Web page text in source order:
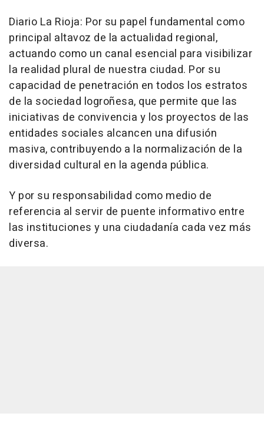
Diario La Rioja: Por su papel fundamental como
principal altavoz de la actualidad regional,
actuando como un canal esencial para visibilizar
la realidad plural de nuestra ciudad. Por su
capacidad de penetración en todos los estratos
de la sociedad logroñesa, que permite que las
iniciativas de convivencia y los proyectos de las
entidades sociales alcancen una difusión
masiva, contribuyendo a la normalización de la
diversidad cultural en la agenda pública.
Y por su responsabilidad como medio de
referencia al servir de puente informativo entre
las instituciones y una ciudadanía cada vez más
diversa.